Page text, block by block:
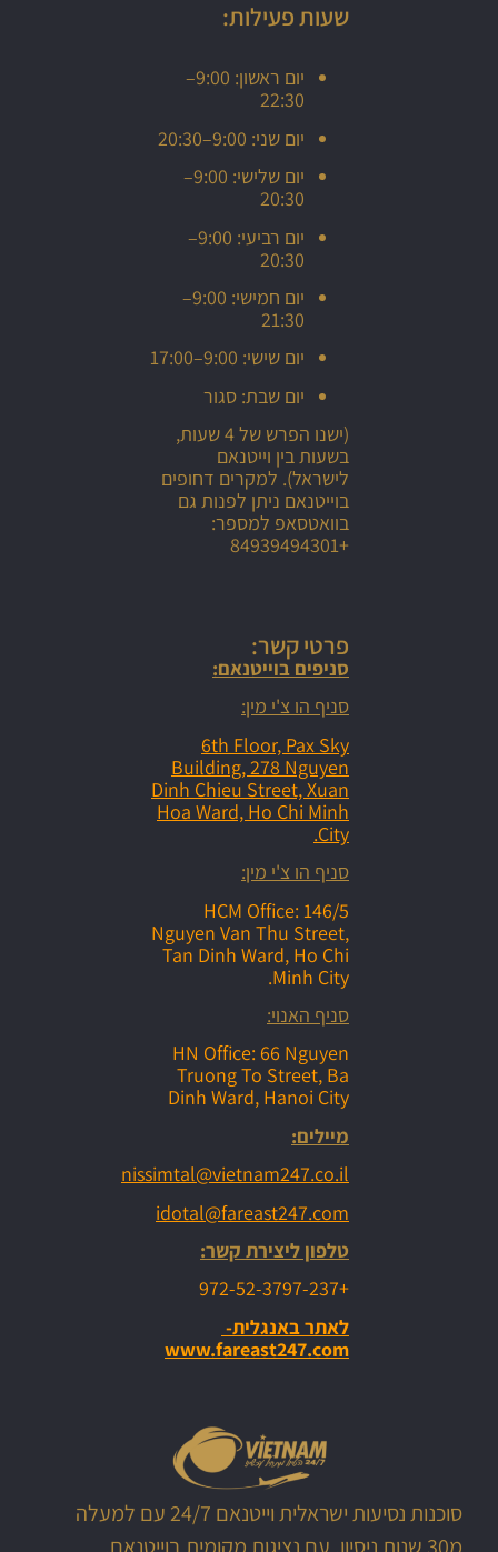
שעות פעילות:
יום ראשון: 9:00–
22:30
יום שני: 9:00–20:30
יום שלישי: 9:00–
20:30
יום רביעי: 9:00–
20:30
יום חמישי: 9:00–
21:30
יום שישי: 9:00–17:00
יום שבת: סגור
(ישנו הפרש של 4 שעות,
בשעות בין וייטנאם
לישראל). למקרים דחופים
בוייטנאם ניתן לפנות גם
בוואטסאפ למספר:
+84939494301
פרטי קשר:
סניפים בוייטנאם:
סניף הו צ'י מין:
6th Floor, Pax Sky
Building, 278 Nguyen
Dinh Chieu Street, Xuan
Hoa Ward, Ho Chi Minh
City.
סניף הו צ'י מין:
HCM Office: 146/5
Nguyen Van Thu Street,
Tan Dinh Ward, Ho Chi
Minh City.
סניף האנוי:
HN Office: 66 Nguyen
Truong To Street, Ba
Dinh Ward, Hanoi City
מיילים:
nissimtal@vietnam247.co.il
idotal@fareast247.com
טלפון ליצירת קשר:
+972-52-3797-237
לאתר באנגלית-
www.fareast247.com
סוכנות נסיעות ישראלית וייטנאם 24/7 עם למעלה